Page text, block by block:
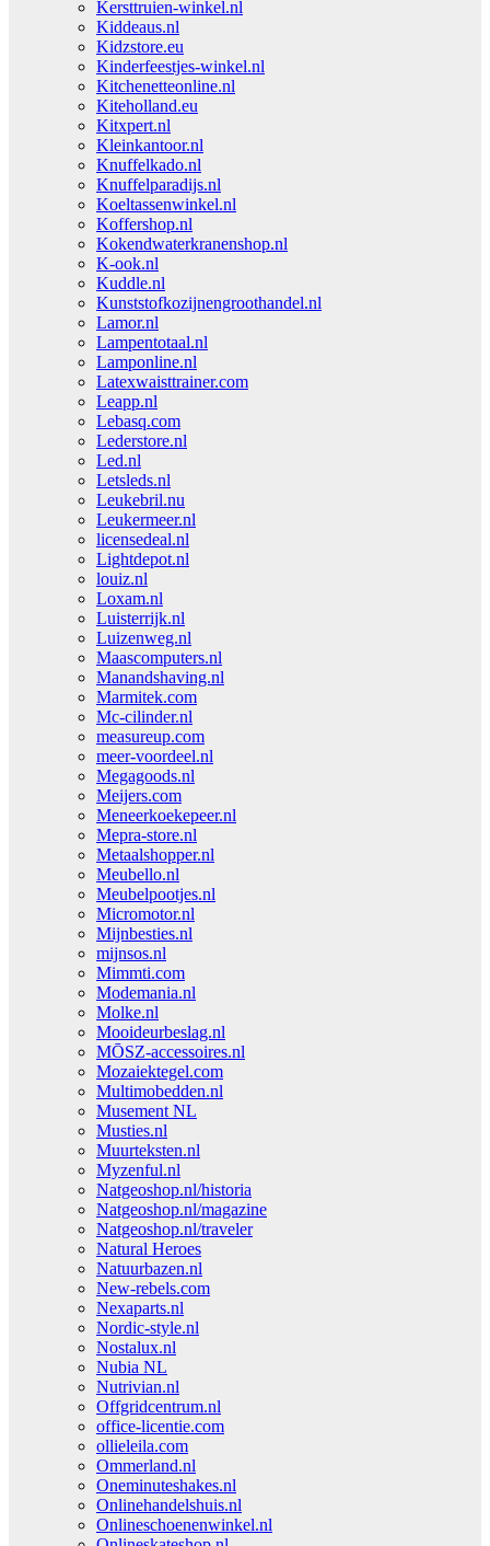
Kersttruien-winkel.nl
Kiddeaus.nl
Kidzstore.eu
Kinderfeestjes-winkel.nl
Kitchenetteonline.nl
Kiteholland.eu
Kitxpert.nl
Kleinkantoor.nl
Knuffelkado.nl
Knuffelparadijs.nl
Koeltassenwinkel.nl
Koffershop.nl
Kokendwaterkranenshop.nl
K-ook.nl
Kuddle.nl
Kunststofkozijnengroothandel.nl
Lamor.nl
Lampentotaal.nl
Lamponline.nl
Latexwaisttrainer.com
Leapp.nl
Lebasq.com
Lederstore.nl
Led.nl
Letsleds.nl
Leukebril.nu
Leukermeer.nl
licensedeal.nl
Lightdepot.nl
louiz.nl
Loxam.nl
Luisterrijk.nl
Luizenweg.nl
Maascomputers.nl
Manandshaving.nl
Marmitek.com
Mc-cilinder.nl
measureup.com
meer-voordeel.nl
Megagoods.nl
Meijers.com
Meneerkoekepeer.nl
Mepra-store.nl
Metaalshopper.nl
Meubello.nl
Meubelpootjes.nl
Micromotor.nl
Mijnbesties.nl
mijnsos.nl
Mimmti.com
Modemania.nl
Molke.nl
Mooideurbeslag.nl
MŌSZ-accessoires.nl
Mozaiektegel.com
Multimobedden.nl
Musement NL
Musties.nl
Muurteksten.nl
Myzenful.nl
Natgeoshop.nl/historia
Natgeoshop.nl/magazine
Natgeoshop.nl/traveler
Natural Heroes
Natuurbazen.nl
New-rebels.com
Nexaparts.nl
Nordic-style.nl
Nostalux.nl
Nubia NL
Nutrivian.nl
Offgridcentrum.nl
office-licentie.com
ollieleila.com
Ommerland.nl
Oneminuteshakes.nl
Onlinehandelshuis.nl
Onlineschoenenwinkel.nl